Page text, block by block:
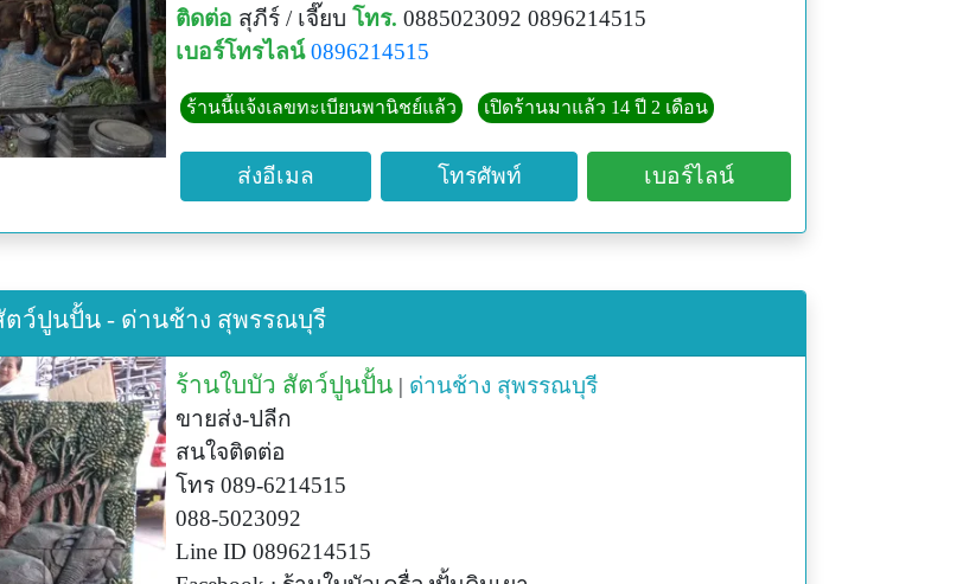
ติดต่อ สุภีร์ / เจี๊ยบ โทร. 0885023092 0896214515
เบอร์โทรไลน์ 0896214515
ร้านนี้แจ้งเลขทะเบียนพานิชย์แล้ว เปิดร้านมาแล้ว 14 ปี 2 เดือน
ส่งอีเมล โทรศัพท์ เบอร์ไลน์
ตว์ปูนปั้น - ด่านช้าง สุพรรณบุรี
ร้านใบบัว สัตว์ปูนปั้น | ด่านช้าง สุพรรณบุรี
ขายส่ง-ปลีก
สนใจติดต่อ
โทร 089-6214515
088-5023092
Line ID 0896214515